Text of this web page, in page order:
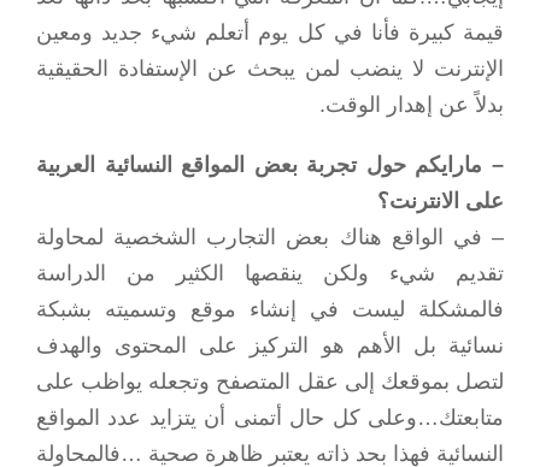
قيمة كبيرة فأنا في كل يوم أتعلم شيء جديد ومعين
الإنترنت لا ينضب لمن يبحث عن الإستفادة الحقيقية
بدلاً عن إهدار الوقت.
– مارايكم حول تجربة بعض المواقع النسائية العربية
على الانترنت؟
– في الواقع هناك بعض التجارب الشخصية لمحاولة
تقديم شيء ولكن ينقصها الكثير من الدراسة
فالمشكلة ليست في إنشاء موقع وتسميته بشبكة
نسائية بل الأهم هو التركيز على المحتوى والهدف
لتصل بموقعك إلى عقل المتصفح وتجعله يواظب على
متابعتك…وعلى كل حال أتمنى أن يتزايد عدد المواقع
النسائية فهذا بحد ذاته يعتبر ظاهرة صحية …فالمحاولة